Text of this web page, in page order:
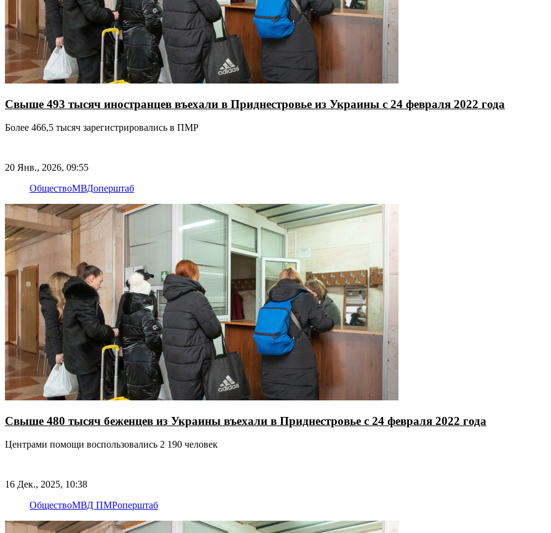
Свыше 493 тысяч иностранцев въехали в Приднестровье из Украины с 24 февраля 2022 года
Более 466,5 тысяч зарегистрировались в ПМР
20 Янв., 2026, 09:55
ОбществоМВДоперштаб
Свыше 480 тысяч беженцев из Украины въехали в Приднестровье с 24 февраля 2022 года
Центрами помощи воспользовались 2 190 человек
16 Дек., 2025, 10:38
ОбществоМВД ПМРоперштаб